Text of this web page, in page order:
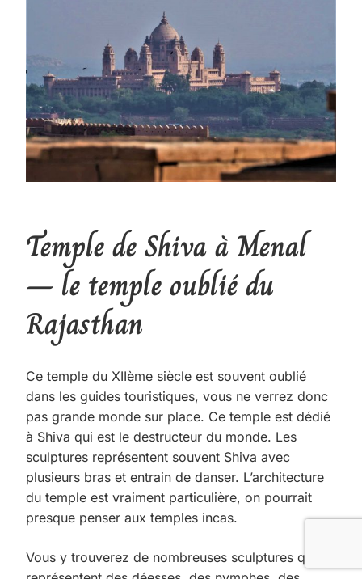
Temple de Shiva à Menal
– le temple oublié du
Rajasthan
Ce temple du XIIème siècle est souvent oublié
dans les guides touristiques, vous ne verrez donc
pas grande monde sur place. Ce temple est dédié
à Shiva qui est le destructeur du monde. Les
sculptures représentent souvent Shiva avec
plusieurs bras et entrain de danser. L’architecture
du temple est vraiment particulière, on pourrait
presque penser aux temples incas.
Vous y trouverez de nombreuses sculptures qui